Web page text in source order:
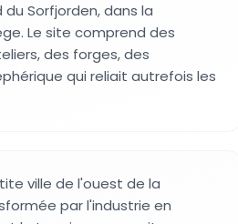
Sorfjorden, dans la
Le site comprend des
des forges, des
qui reliait autrefois les
ville de l'ouest de la
par l'industrie en